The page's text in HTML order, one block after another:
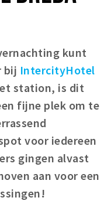
kunt
bij IntercityHotel
station, is dit
fijne plek om te
voor iedereen
gingen alvast
aan voor een